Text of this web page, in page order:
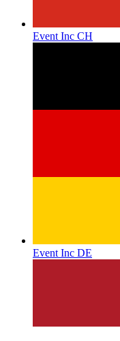
Event Inc CH
Event Inc DE